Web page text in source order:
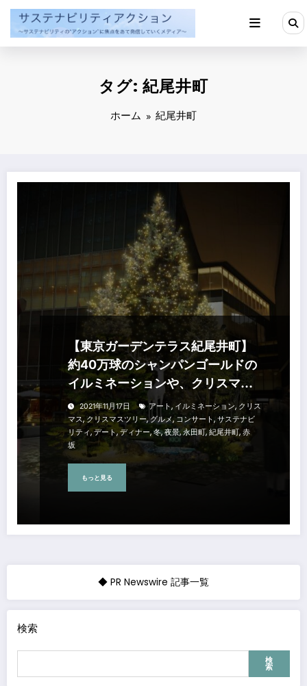
ン
タグ: 紀尾井町
ホーム 紀尾井町
【東京ガーデンテラス紀尾井町】
約40万球のシャンパンゴールドの
イルミネーションや、クリスマス
限定メニューも楽しめる 『KIOI
WINTER 2021-2022』
2021年11月17日 アート, イルミネーション, クリス
マス,クリスマスツリー,グルメ, コンサート, サステナビ
リティ,デート, ディナー, 冬,夜景, 永田町, 紀尾井町, 赤
坂
もっと見る
◆ PR Newswire 記事一覧
検索
検
索